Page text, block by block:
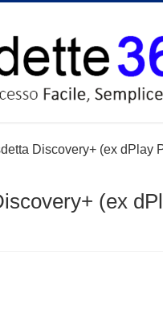
Discovery+ (ex dPlay
(ex